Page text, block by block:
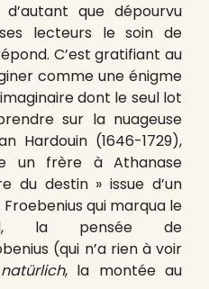
que dépourvu
lecteurs le soin de
C’est gratifiant au
comme une énigme
dont le seul lot
sur la nuageuse
Hardouin (1646-1729),
un frère à Athanase
du destin » issue d’un
qui marqua le
la pensée de
(qui n’a rien à voir
natürlich, la montée au